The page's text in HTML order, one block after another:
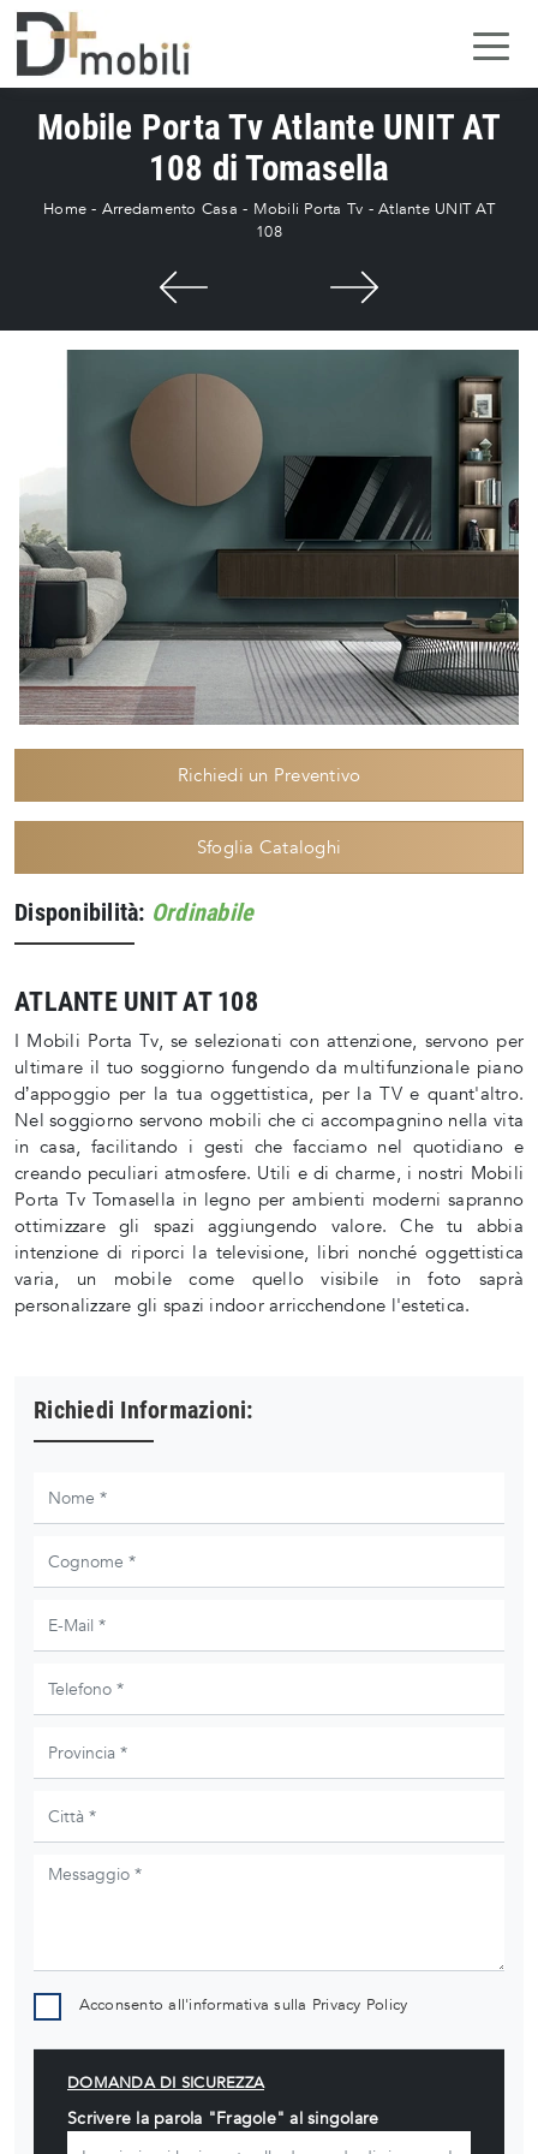
Mobile Porta Tv Atlante UNIT AT
108 di Tomasella
Home - Arredamento Casa - Mobili Porta Tv -Atlante UNIT AT
108
Richiedi un Preventivo
Sfoglia Cataloghi
Disponibilità: Ordinabile
ATLANTE UNIT AT 108
I Mobili Porta Tv, se selezionati con attenzione, servono per
ultimare il tuo soggiorno fungendo da multifunzionale piano
d’appoggio per la tua oggettistica, per la TV e quant'altro.
Nel soggiorno servono mobili che ci accompagnino nella vita
in casa, facilitando i gesti che facciamo nel quotidiano e
creando peculiari atmosfere. Utili e di charme, i nostri Mobili
Porta Tv Tomasella in legno per ambienti moderni sapranno
ottimizzare gli spazi aggiungendo valore. Che tu abbia
intenzione di riporci la televisione, libri nonché oggettistica
varia, un mobile come quello visibile in foto saprà
personalizzare gli spazi indoor arricchendone l'estetica.
Richiedi Informazioni:
Acconsento all'informativa sulla Privacy Policy
DOMANDA DI SICUREZZA
Scrivere la parola "Fragole" al singolare